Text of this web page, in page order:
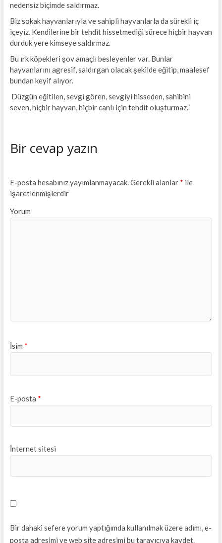
nedensiz biçimde saldırmaz.
Biz sokak hayvanlarıyla ve sahipli hayvanlarla da sürekli iç
içeyiz. Kendilerine bir tehdit hissetmediği sürece hiçbir hayvan
durduk yere kimseye saldırmaz.
Bu ırk köpekleri şov amaçlı besleyenler var. Bunlar
hayvanlarını agresif, saldırgan olacak şekilde eğitip, maalesef
bundan keyif alıyor.
Düzgün eğitilen, sevgi gören, sevgiyi hisseden, sahibini
seven, hiçbir hayvan, hiçbir canlı için tehdit oluşturmaz.”
Bir cevap yazın
E-posta hesabınız yayımlanmayacak.Gerekli alanlar * ile
işaretlenmişlerdir
Yorum
İsim *
E-posta *
İnternet sitesi
Bir dahaki sefere yorum yaptığımda kullanılmak üzere adımı, e-
posta adresimi ve web site adresimi bu tarayıcıya kaydet.